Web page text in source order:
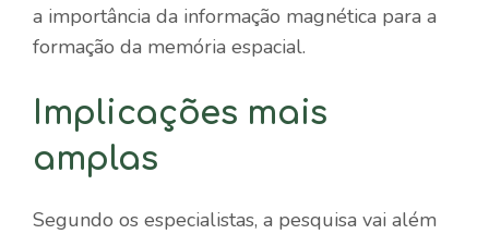
a importância da informação magnética para a
formação da memória espacial.
Implicações mais
amplas
Segundo os especialistas, a pesquisa vai além